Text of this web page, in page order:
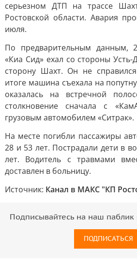
серьезном ДТП на трассе
Ростовской области. Авария
июля.
По предварительным данным,
«Киа Сид» ехал со стороны
сторону Шахт. Он не
итоге машина съехала на
оказалась на встречной
столкновение сначала с
грузовым автомобилем «Ситрак».
На месте погибли пассажиры
28 и 53 лет. Пострадали дети в
лет. Водитель с травмами
доставлен в больницу.
Источник: Канал в МАКС "КП
Подписывайтесь на наш паблик
ПОДПИСАТЬСЯ